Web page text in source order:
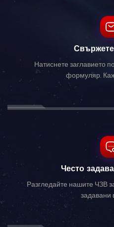
Натиснете заглавието
формуляр.
Често
Разгледайте нашите ЧЗВ
задавани